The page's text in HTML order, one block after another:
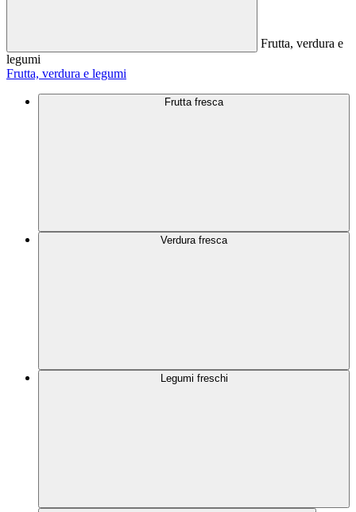
Frutta, verdura e
legumi
Frutta, verdura e legumi
Frutta fresca
Verdura fresca
Legumi freschi